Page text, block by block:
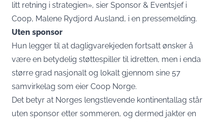
litt retning i strategien», sier Sponsor & Eventsjef i
Coop, Malene Rydjord Ausland, i en pressemelding.
Uten sponsor
Hun legger til at dagligvarekjeden fortsatt ønsker å
være en betydelig støttespiller til idretten, men i enda
større grad nasjonalt og lokalt gjennom sine 57
samvirkelag som eier Coop Norge.
Det betyr at Norges lengstlevende kontinentallag står
uten sponsor etter sommeren, og dermed jakter en